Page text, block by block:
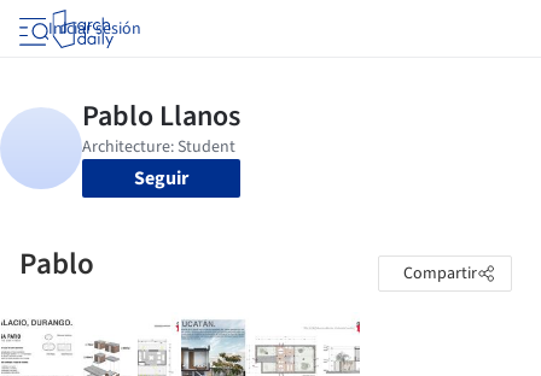
Iniciar sesión
Seguir
Pablo Compartir